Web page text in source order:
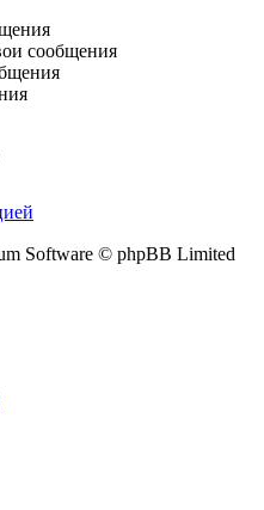
сообщения
Software © phpBB Limited